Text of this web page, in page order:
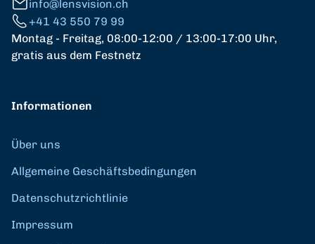
info@lensvision.ch
+41 43 550 79 99
Montag - Freitag, 08:00-12:00 / 13:00-17:00 Uhr,
gratis aus dem Festnetz
Informationen
Über uns
Allgemeine Geschäftsbedingungen
Datenschutzrichtlinie
Impressum